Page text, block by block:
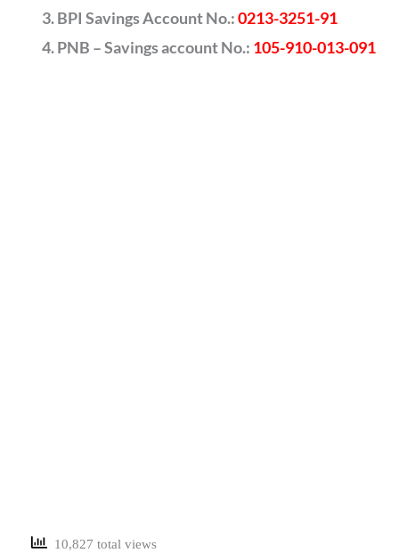
BPI Savings Account No.:0213-3251-91
PNB – Savings account No.: 105-910-013-091
10,827 total views